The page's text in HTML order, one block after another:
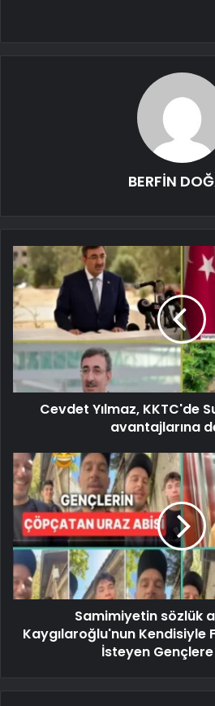
BERFİN
Cevdet Yılmaz, KKTC'de
avantajlarına
Samimiyetin sözlük
Kaygılaroğlu'nun
İsteyen